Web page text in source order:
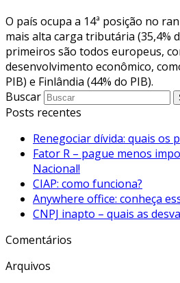
O país ocupa a 14ª posição no
mais alta carga tributária (35,4%
primeiros são todos europeus,
desenvolvimento econômico,
PIB) e Finlândia (44% do PIB).
Buscar
Posts recentes
Renegociar dívida: quais os
Fator R – pague menos
Nacional!
CIAP: como funciona?
Anywhere office: conheça
CNPJ inapto – quais as
Comentários
Arquivos